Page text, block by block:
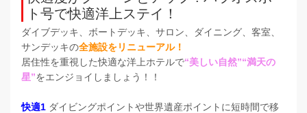
ト号で快適洋上ステイ！
ダイブデッキ、ボートデッキ、サロン、ダイニング、客室、
サンデッキの全施設をリニューアル！
居住性を重視した快適な洋上ホテルで“美しい自然”“満天の
星”をエンジョイしましょう！！
快適1 ダイビングポイントや世界遺産ポイントに短時間で移